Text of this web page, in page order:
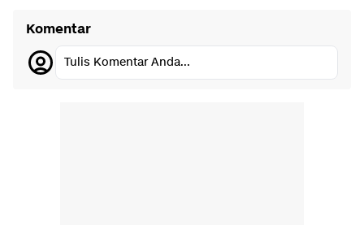
Komentar
Tulis Komentar Anda...